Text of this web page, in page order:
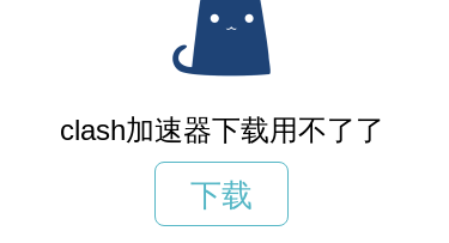
clash加速器下载用不了了
下载